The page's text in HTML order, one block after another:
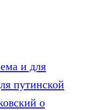
и для
путинской
о